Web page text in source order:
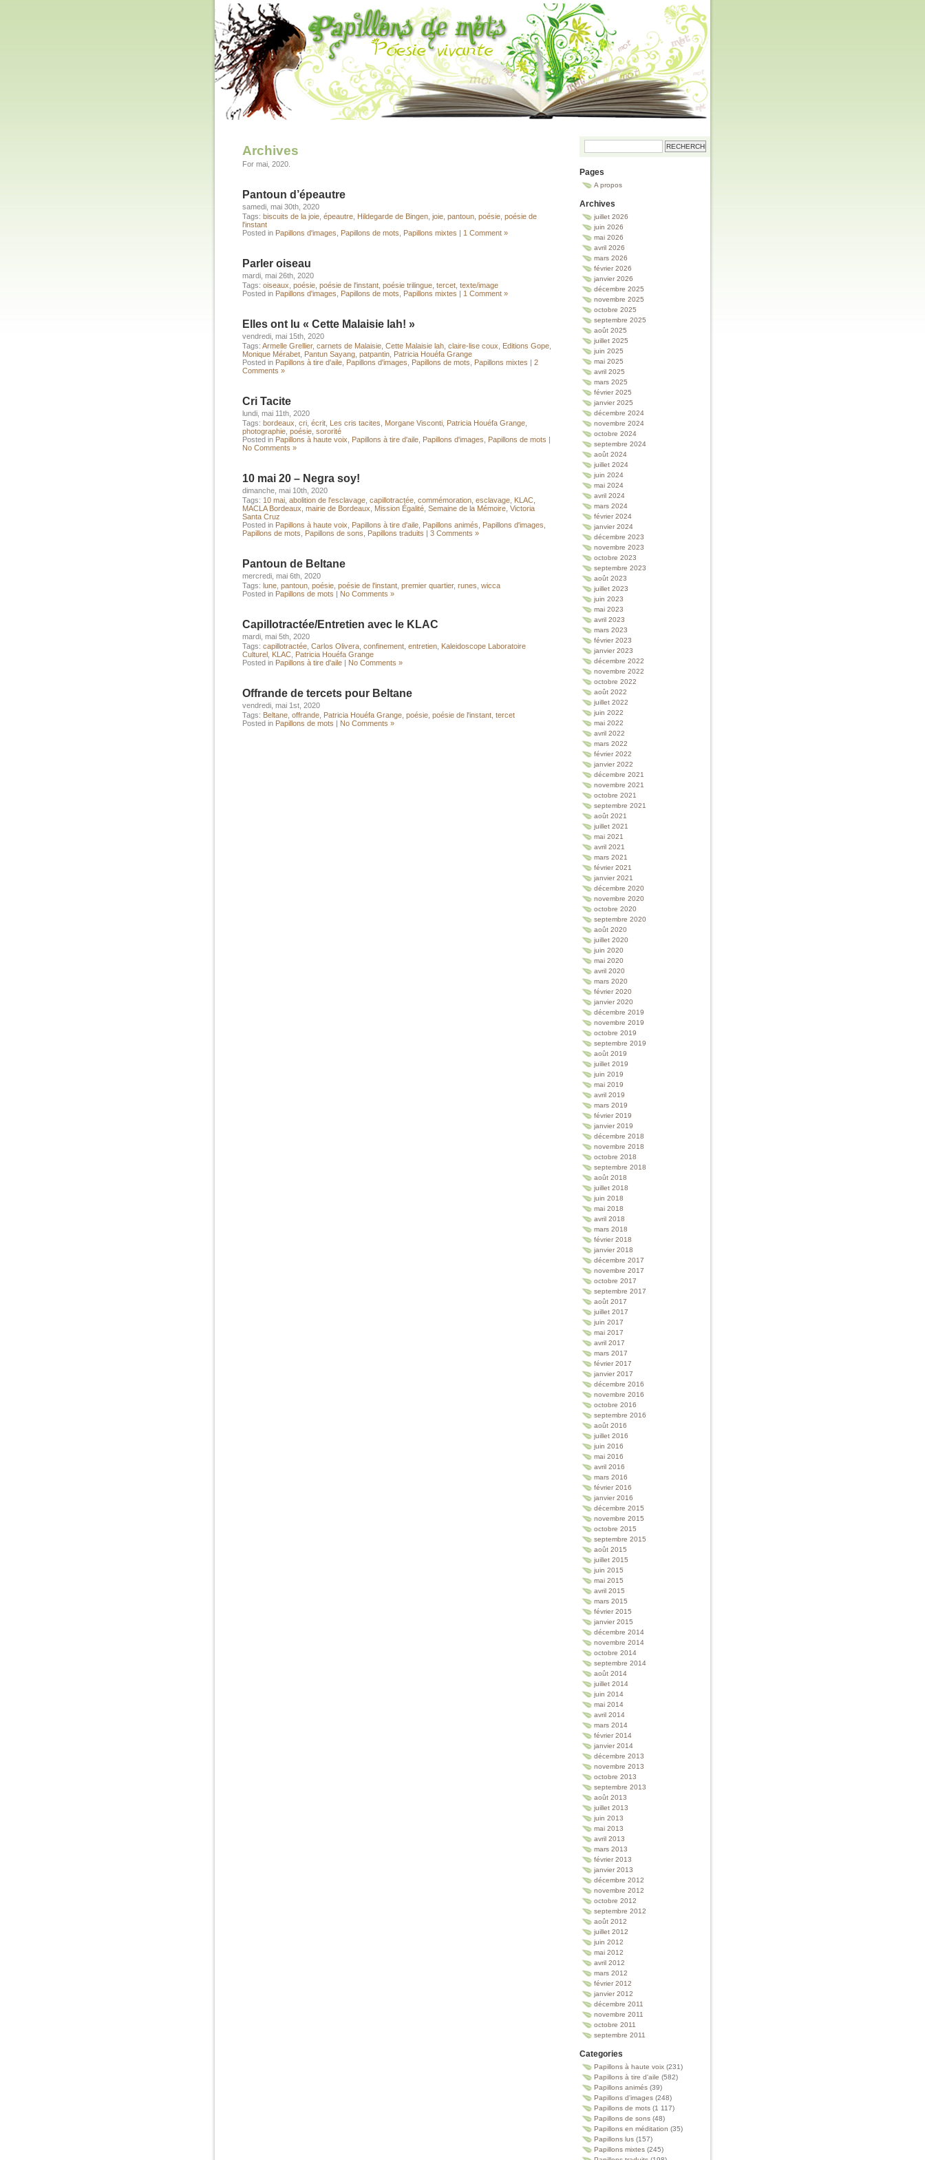
Archives
For mai, 2020.
Pantoun d’épeautre
samedi, mai 30th, 2020
Tags: biscuits de la joie épeautre Hildegarde de Bingen joie pantoun poésie poésie de
l'instant
Posted in Papillons d'images Papillons de mots Papillons mixtes | 1 Comment »
Parler oiseau
mardi, mai 26th, 2020
Tags: oiseaux poésie poésie de l'instant poésie trilingue tercet texte/image
Posted in Papillons d'images Papillons de mots Papillons mixtes | 1 Comment »
Elles ont lu « Cette Malaisie lah! »
vendredi, mai 15th, 2020
Tags: Armelle Grellier, carnets de Malaisie Cette Malaisie lah claire-lise coux Editions Gope
Monique Mérabet Pantun Sayang patpantin Patricia Houéfa Grange
Posted in Papillons à tire d'aile Papillons d'images Papillons de mots Papillons mixtes | 2
Comments »
Cri Tacite
lundi, mai 11th, 2020
Tags: bordeaux cri écrit Les cris tacites Morgane Visconti Patricia Houéfa Grange
photographie poésie sororité
Posted in Papillons à haute voix Papillons à tire d'aile Papillons d'images Papillons de mots |
No Comments »
10 mai 20 – Negra soy!
dimanche, mai 10th, 2020
Tags: 10 mai abolition de l'esclavage capillotractée commémoration esclavage KLAC
MACLA Bordeaux mairie de Bordeaux Mission Égalité Semaine de la Mémoire Victoria
Santa Cruz
Posted in Papillons à haute voix Papillons à tire d'aile Papillons animés Papillons d'images
Papillons de mots
Papillons de sons Papillons traduits | 3 Comments »
Pantoun de Beltane
mercredi, mai 6th, 2020
Tags: lune pantoun poésie poésie de l'instant premier quartier, runes wicca
Posted in Papillons de mots | No Comments »
Capillotractée/Entretien avec le KLAC
mardi, mai 5th, 2020
Tags: capillotractée Carlos Olivera confinement entretien Kaleidoscope Laboratoire
Culturel KLAC Patricia Houéfa Grange
Posted in Papillons à tire d'aile | No Comments »
Offrande de tercets pour Beltane
vendredi, mai 1st, 2020
Tags: Beltane offrande Patricia Houéfa Grange poésie poésie de l'instant tercet
Posted in Papillons de mots | No Comments »
Pages
A propos
Archives
juillet 2026
juin 2026
mai 2026
avril 2026
mars 2026
février 2026
janvier 2026
décembre 2025
novembre 2025
octobre 2025
septembre 2025
août 2025
juillet 2025
juin 2025
mai 2025
avril 2025
mars 2025
février 2025
janvier 2025
décembre 2024
novembre 2024
octobre 2024
septembre 2024
août 2024
juillet 2024
juin 2024
mai 2024
avril 2024
mars 2024
février 2024
janvier 2024
décembre 2023
novembre 2023
octobre 2023
septembre 2023
août 2023
juillet 2023
juin 2023
mai 2023
avril 2023
mars 2023
février 2023
janvier 2023
décembre 2022
novembre 2022
octobre 2022
août 2022
juillet 2022
juin 2022
mai 2022
avril 2022
mars 2022
février 2022
janvier 2022
décembre 2021
novembre 2021
octobre 2021
septembre 2021
août 2021
juillet 2021
mai 2021
avril 2021
mars 2021
février 2021
janvier 2021
décembre 2020
novembre 2020
octobre 2020
septembre 2020
août 2020
juillet 2020
juin 2020
mai 2020
avril 2020
mars 2020
février 2020
janvier 2020
décembre 2019
novembre 2019
octobre 2019
septembre 2019
août 2019
juillet 2019
juin 2019
mai 2019
avril 2019
mars 2019
février 2019
janvier 2019
décembre 2018
novembre 2018
octobre 2018
septembre 2018
août 2018
juillet 2018
juin 2018
mai 2018
avril 2018
mars 2018
février 2018
janvier 2018
décembre 2017
novembre 2017
octobre 2017
septembre 2017
août 2017
juillet 2017
juin 2017
mai 2017
avril 2017
mars 2017
février 2017
janvier 2017
décembre 2016
novembre 2016
octobre 2016
septembre 2016
août 2016
juillet 2016
juin 2016
mai 2016
avril 2016
mars 2016
février 2016
janvier 2016
décembre 2015
novembre 2015
octobre 2015
septembre 2015
août 2015
juillet 2015
juin 2015
mai 2015
avril 2015
mars 2015
février 2015
janvier 2015
décembre 2014
novembre 2014
octobre 2014
septembre 2014
août 2014
juillet 2014
juin 2014
mai 2014
avril 2014
mars 2014
février 2014
janvier 2014
décembre 2013
novembre 2013
octobre 2013
septembre 2013
août 2013
juillet 2013
juin 2013
mai 2013
avril 2013
mars 2013
février 2013
janvier 2013
décembre 2012
novembre 2012
octobre 2012
septembre 2012
août 2012
juillet 2012
juin 2012
mai 2012
avril 2012
mars 2012
février 2012
janvier 2012
décembre 2011
novembre 2011
octobre 2011
septembre 2011
Categories
Papillons à haute voix (231)
Papillons à tire d'aile (582)
Papillons animés (39)
Papillons d'images (248)
Papillons de mots (1 117)
Papillons de sons (48)
Papillons en méditation (35)
Papillons lus (157)
Papillons mixtes (245)